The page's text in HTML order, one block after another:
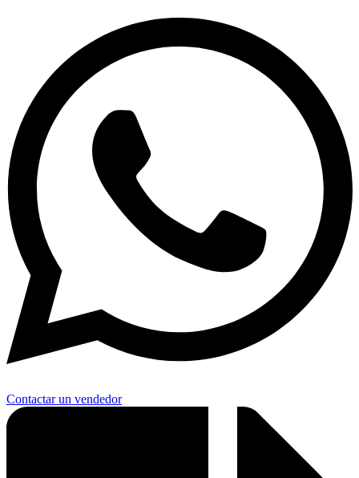
Contactar un vendedor